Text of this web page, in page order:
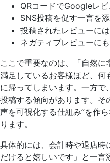
QRコードでGoogleレ
SNS投稿を促す一言を
投稿されたレビューに
ネガティブレビューに
ここで重要なのは、「自然に
満足しているお客様ほど、
に帰ってしまいます。一方
投稿する傾向があります。そ
声を可視化する仕組み”を作
ります。
具体的には、会計時や退店時
だけると嬉しいです」と一言